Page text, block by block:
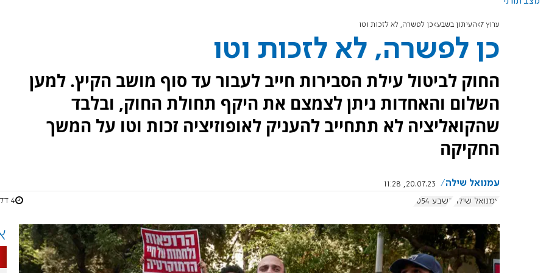
ערוץ 7 העיתון בשבע כן לפשרה, לא לזכות וטו
כן לפשרה, לא לזכות וטו
החוק לביטול עילת הסבירות חייב לעבור עד סוף מושב הקיץ. למען
השלום והאחדות ניתן לצמצם את היקף תחולת החוק, ובלבד
שהקואליציה לא תתחייב להעניק לאופוזיציה זכות וטו על המשך
החקיקה
עמנואל שילה
20.07.23, 11:28
עמנואל שילה
בשבע 1054 4 דקות